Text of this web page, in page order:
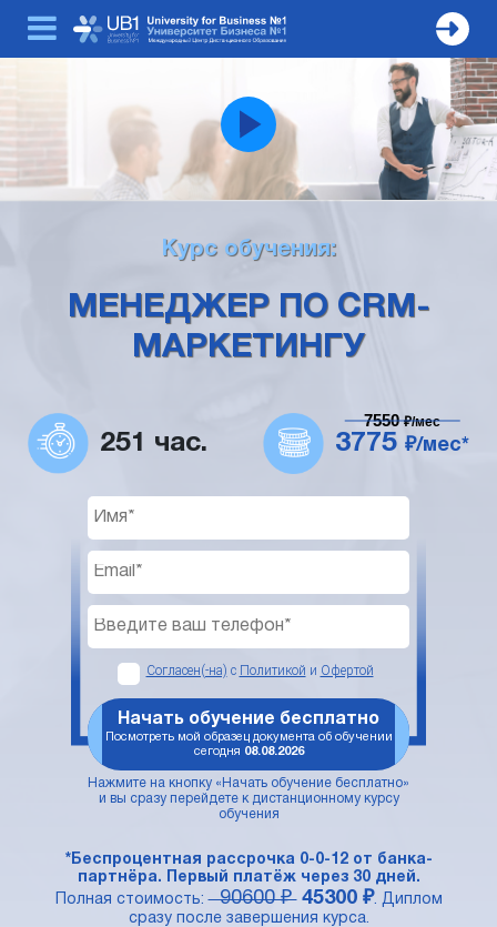
Курс обучения:
МЕНЕДЖЕР ПО CRM-
МАРКЕТИНГУ
251 час. 3775 ₽/мес*
7550₽/мес
Согласен(-на) с Политикой и Офертой
Начать обучение бесплатно
Посмотреть мой образец документа об обучении
сегодня 08.08.2026
Нажмите на кнопку «Начать обучение бесплатно»
и вы сразу перейдете к дистанционному курсу
обучения
*Беспроцентная рассрочка 0-0-12 от банка-
партнёра. Первый платёж через 30 дней.
Полная стоимость:90600 ₽ 45300 ₽. Диплом
сразу после завершения курса.